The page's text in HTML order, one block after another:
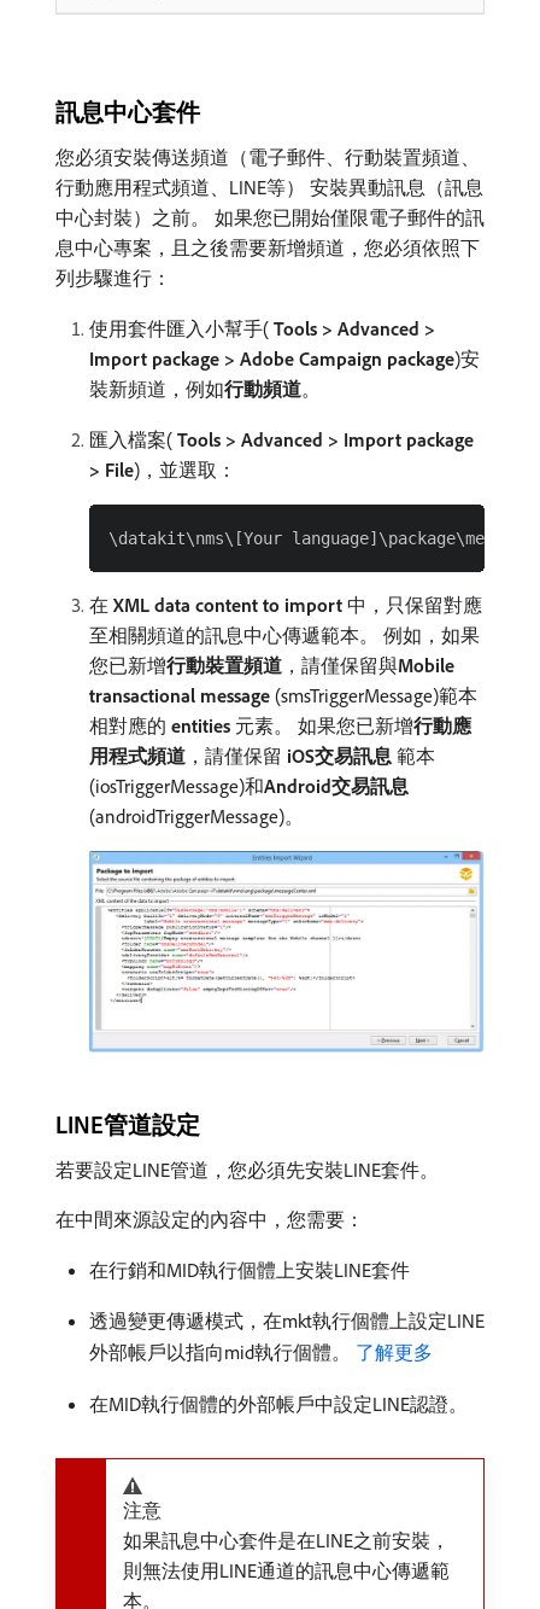
訊息中心套件
您必須安裝傳送頻道（電子郵件、行動裝置頻道、
行動應用程式頻道、LINE等） 安裝異動訊息（訊息
中心封裝）之前。 如果您已開始僅限電子郵件的訊
息中心專案，且之後需要新增頻道，您必須依照下
列步驟進行：
使用套件匯入小幫手( Tools > Advanced >
Import package > Adobe Campaign package)安
裝新頻道，例如​行動頻道。
匯入檔案( Tools > Advanced > Import package
> File)，並選取：
在​ XML data content to import ​中，只保留對應
至相關頻道的訊息中心傳遞範本。 例如，如果
您已新增​行動裝置頻道 ，請僅保留與​Mobile
transactional message (smsTriggerMessage)範本
相對應的​ entities ​元素。 如果您已新增​行動應
用程式頻道 ，請僅保留​ iOS交易訊息 ​範本
(iosTriggerMessage)和​Android交易訊息
(androidTriggerMessage)。
LINE管道設定
若要設定LINE管道，您必須先安裝LINE套件。
在中間來源設定的內容中，您需要：
在行銷和MID執行個體上安裝LINE套件
透過變更傳遞模式，在mkt執行個體上設定LINE
外部帳戶以指向mid執行個體。 了解更多
在MID執行個體的外部帳戶中設定LINE認證。
注意
如果訊息中心套件是在LINE之前安裝，
則無法使用LINE通道的訊息中心傳遞範
本。